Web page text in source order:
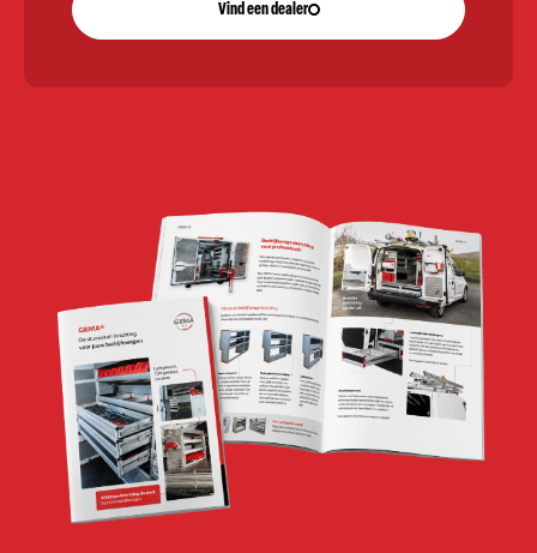
Vind een dealer